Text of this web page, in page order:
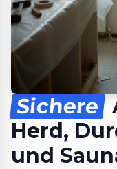
Sichere
Herd,
und